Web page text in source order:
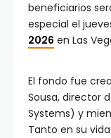
beneficiarios
especial el
2026 en Las
El fondo fue
Sousa, director
Systems) y
Tanto en su